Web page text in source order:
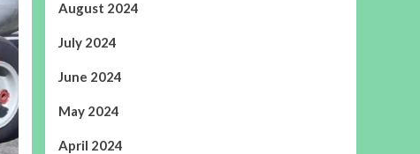
August 2024
July 2024
June 2024
May 2024
April 2024